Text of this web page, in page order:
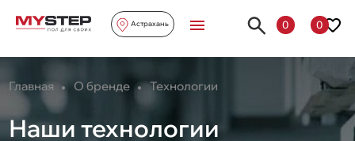
Астрахань 0 0
Главная О бренде Технологии
Наши технологии